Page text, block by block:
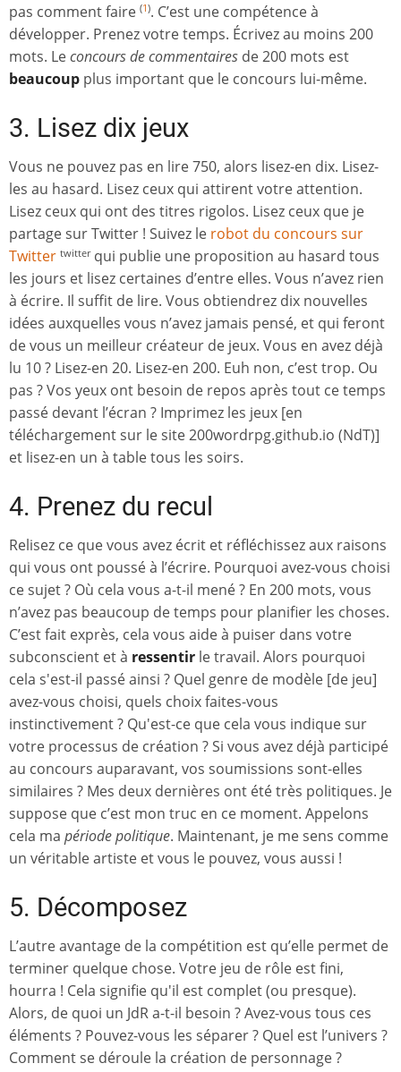
pas comment faire (1). C’est une compétence à
développer. Prenez votre temps. Écrivez au moins 200
mots. Leconcours de commentaires de 200 mots est
beaucoup plus important que le concours lui-même.
3. Lisez dix jeux
Vous ne pouvez pas en lire 750, alors lisez-en dix. Lisez-
les au hasard. Lisez ceux qui attirent votre attention.
Lisez ceux qui ont des titres rigolos. Lisez ceux que je
partage sur Twitter ! Suivez le robot du concours sur
Twitter twitterqui publie une proposition au hasard tous
les jours et lisez certaines d’entre elles. Vous n’avez rien
à écrire. Il suffit de lire. Vous obtiendrez dix nouvelles
idées auxquelles vous n’avez jamais pensé, et qui feront
de vous un meilleur créateur de jeux. Vous en avez déjà
lu 10 ? Lisez-en 20. Lisez-en 200. Euh non, c’est trop. Ou
pas ? Vos yeux ont besoin de repos après tout ce temps
passé devant l’écran ? Imprimez les jeux [en
téléchargement sur le site 200wordrpg.github.io (NdT)]
et lisez-en un à table tous les soirs.
4. Prenez du recul
Relisez ce que vous avez écrit et réfléchissez aux raisons
qui vous ont poussé à l’écrire. Pourquoi avez-vous choisi
ce sujet ? Où cela vous a-t-il mené ? En 200 mots, vous
n’avez pas beaucoup de temps pour planifier les choses.
C’est fait exprès, cela vous aide à puiser dans votre
subconscient et à ressentir le travail. Alors pourquoi
cela s'est-il passé ainsi ? Quel genre de modèle [de jeu]
avez-vous choisi, quels choix faites-vous
instinctivement ? Qu'est-ce que cela vous indique sur
votre processus de création ? Si vous avez déjà participé
au concours auparavant, vos soumissions sont-elles
similaires ? Mes deux dernières ont été très politiques. Je
suppose que c’est mon truc en ce moment. Appelons
cela ma période politique. Maintenant, je me sens comme
un véritable artiste et vous le pouvez, vous aussi !
5. Décomposez
L’autre avantage de la compétition est qu’elle permet de
terminer quelque chose. Votre jeu de rôle est fini,
hourra ! Cela signifie qu'il est complet (ou presque).
Alors, de quoi un JdR a-t-il besoin ? Avez-vous tous ces
éléments ? Pouvez-vous les séparer ? Quel est l’univers ?
Comment se déroule la création de personnage ?